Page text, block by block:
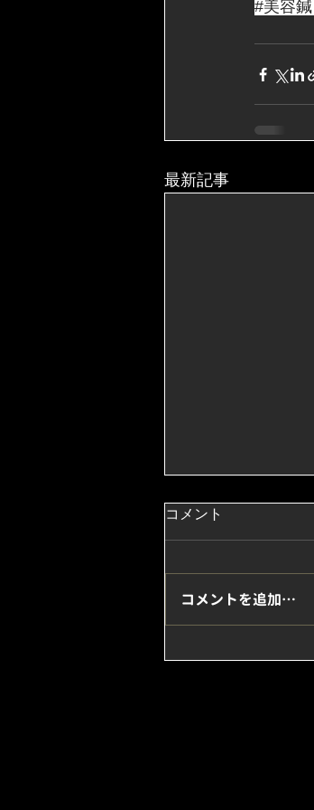
#美容鍼
最新記事
コメント
コメントを追加…